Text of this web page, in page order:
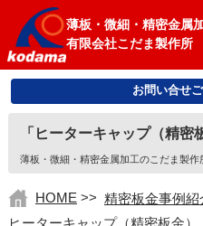
薄板・微細・精密金属
有限会社こだま製作所
お問い合せ
「ヒーターキャップ（精密
薄板・微細・精密金属加工のこだま製
HOME >> 精密板金事例紹
ヒーターキャップ（精密板金）